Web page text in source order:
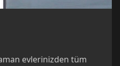
evlerinizden tüm